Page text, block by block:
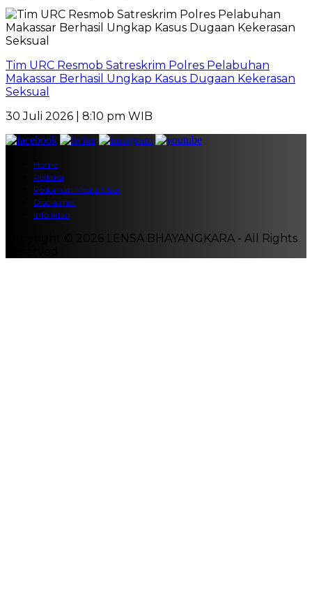
Tim URC Resmob Satreskrim Polres Pelabuhan
Makassar Berhasil Ungkap Kasus Dugaan Kekerasan
Seksual
30 Juli 2026 | 8:10 pm WIB
Home
Redaksi
Pedoman Media Siber
Disclaimer
Info Iklan
Copyright © 2026 LENSA BHAYANGKARA - All Rights